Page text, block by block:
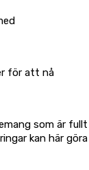
för att nå
som är fullt
kan här göra